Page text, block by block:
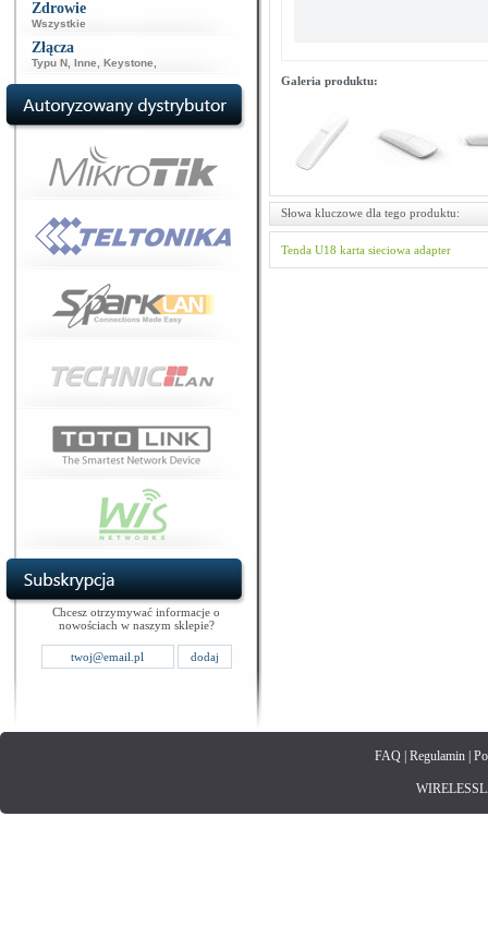
Zdrowie
Wszystkie
Złącza
Typu N Inne Keystone
Chcesz otrzymywać informacje o
nowościach w naszym sklepie?
Galeria produktu:
Słowa kluczowe dla tego produktu:
Tenda U18 karta sieciowa adapter
FAQ| Regulamin|